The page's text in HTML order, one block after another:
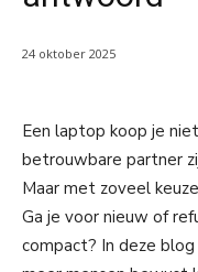
24 oktober 2025
Een laptop koop je
betrouwbare partner
Maar met zoveel
Ga je voor nieuw of
compact? In deze